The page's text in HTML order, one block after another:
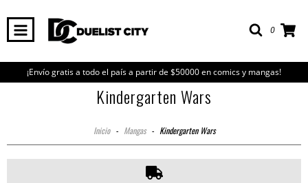
0
¡Envío gratis a todo el país a partir de $50000 en comics y mangas!
Kindergarten Wars
Inicio - Mangas - Kindergarten Wars